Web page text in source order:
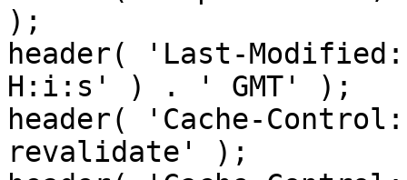
);
header( 'Last-
H:i:s' ) . ' GMT' );
header( 'Cache-
revalidate' );